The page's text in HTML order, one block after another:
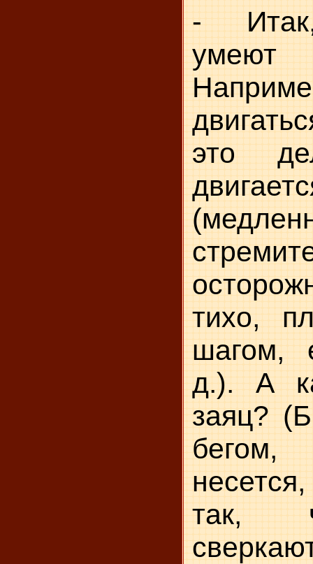
-
умеют
это
тихо,
шагом,
д.). А
заяц?
так,